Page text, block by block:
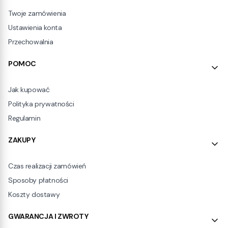
Twoje zamówienia
Ustawienia konta
Przechowalnia
POMOC
Jak kupować
Polityka prywatności
Regulamin
ZAKUPY
Czas realizacji zamówień
Sposoby płatności
Koszty dostawy
GWARANCJA I ZWROTY